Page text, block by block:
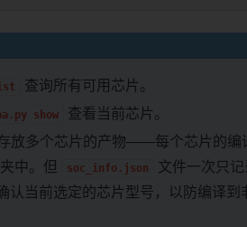
查询所有可用芯片。
show
查看当前芯片。
放多个芯片的产物——每个芯片的编
中。但 soc_info.json
文件一次只
认当前选定的芯片型号，以防编译到